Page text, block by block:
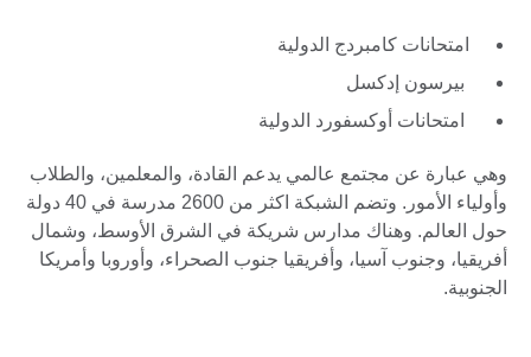
امتحانات كامبردج الدولية
بيرسون إدكسل
امتحانات أوكسفورد الدولية
وهي عبارة عن مجتمع عالمي يدعم القادة، والمعلمين، والطلاب
وأولياء الأمور. وتضم الشبكة اكثر من 2600 مدرسة في 40 دولة
حول العالم. وهناك مدارس شريكة في الشرق الأوسط، وشمال
أفريقيا، وجنوب آسيا، وأفريقيا جنوب الصحراء، وأوروبا وأمريكا
الجنوبية.